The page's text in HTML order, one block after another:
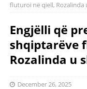
fluturoi në qiell, Rozalinda
Engjëlli që
shqiptarëve
Rozalinda u
December 26, 2025